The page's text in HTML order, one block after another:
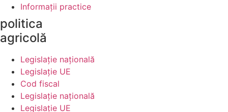
Informaţii practice
politica
agricolă
Legislaţie naţională
Legislaţie UE
Cod fiscal
Legislaţie naţională
Legislaţie UE